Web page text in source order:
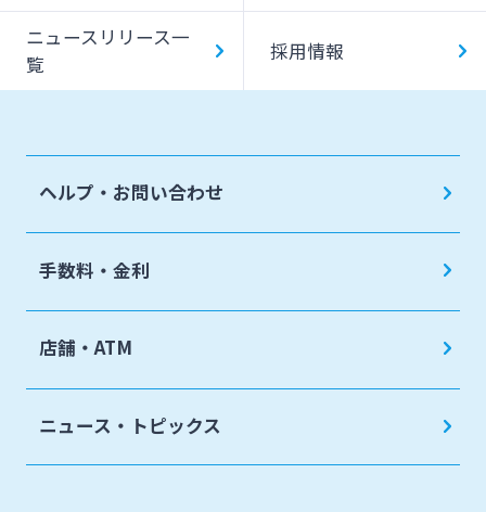
ニュースリリース一
覧
採用情報
ヘルプ・お問い合わせ
手数料・金利
店舗・ATM
ニュース・トピックス